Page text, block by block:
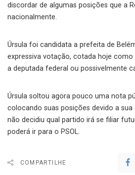
discordar de algumas posições que a
nacionalmente.
Úrsula foi candidata a prefeita de
expressiva votação, cotada hoje
a deputada federal ou possivelmente
Úrsula soltou agora pouco uma nota
colocando suas posições devido a sua
não decidiu qual partido irá se filiar
poderá ir para o PSOL.
COMPARTILHE